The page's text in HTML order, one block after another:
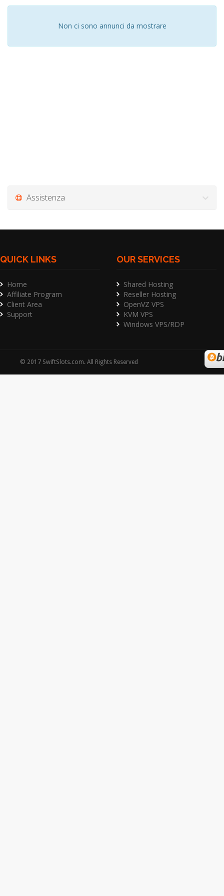
Non ci sono annunci da mostrare
Assistenza
QUICK LINKS
Home
Affiliate Program
Client Area
Support
OUR SERVICES
Shared Hosting
Reseller Hosting
OpenVZ VPS
KVM VPS
Windows VPS/RDP
© 2017 SwiftSlots.com. All Rights Reserved